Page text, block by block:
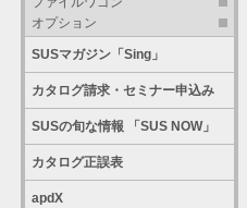
オプション
SUSマガジン「Sing」
カタログ請求・セミナー申込み
SUSの旬な情報 「SUS NOW」
カタログ正誤表
apdX